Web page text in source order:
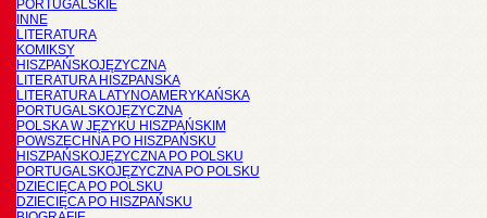
PORTUGALSKIE
INNE
LITERATURA
KOMIKSY
HISZPAŃSKOJĘZYCZNA
LITERATURA HISZPANSKA
LITERATURA LATYNOAMERYKAŃSKA
PORTUGALSKOJĘZYCZNA
POLSKA W JĘZYKU HISZPAŃSKIM
POWSZECHNA PO HISZPAŃSKU
HISZPAŃSKOJĘZYCZNA PO POLSKU
PORTUGALSKOJĘZYCZNA PO POLSKU
DZIECIĘCA PO POLSKU
DZIECIĘCA PO HISZPAŃSKU